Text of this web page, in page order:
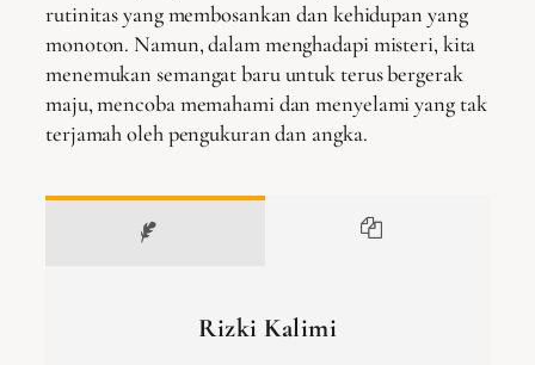
rutinitas yang membosankan dan kehidupan yang
monoton. Namun, dalam menghadapi misteri, kita
menemukan semangat baru untuk terus bergerak
maju, mencoba memahami dan menyelami yang tak
terjamah oleh pengukuran dan angka.
Rizki Kalimi